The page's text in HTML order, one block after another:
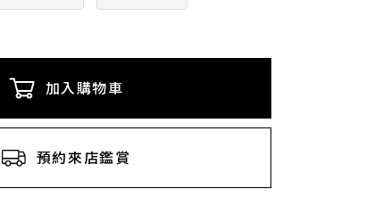
加入購物車
預約來店鑑賞